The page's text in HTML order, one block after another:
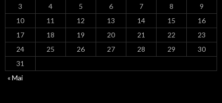
3
4 5 6 7 8
9
10
11 12 13 14 15
16
17
18 19 20 21 22
23
24
25 26 27 28 29
30
31
« Mai